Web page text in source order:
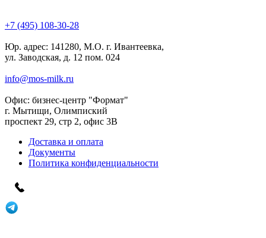
+7 (495) 108-30-28
Юр. адрес: 141280, М.О. г. Ивантеевка,
ул. Заводская, д. 12 пом. 024
info@mos-milk.ru
Офис: бизнес-центр "Формат"
г. Мытищи, Олимпиский
проспект 29, стр 2, офис 3B
Доставка и оплата
Документы
Политика конфиденциальности